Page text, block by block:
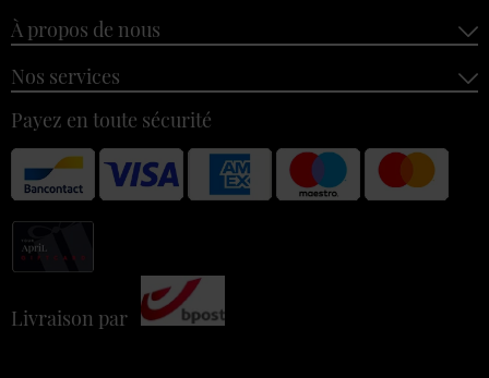
À propos de nous
Nos services
Payez en toute sécurité
Livraison par